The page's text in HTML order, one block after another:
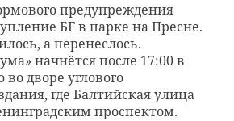
предупреждения
БГ в парке на Пресне.
а перенеслось.
начнётся после 17:00 в
во дворе углового
где Балтийская улица
проспектом.